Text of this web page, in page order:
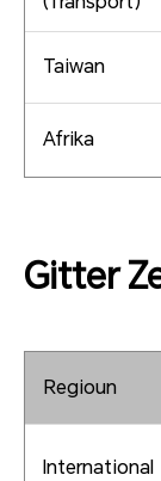
Taiwan
Afrika
Gitter
Regioun
International